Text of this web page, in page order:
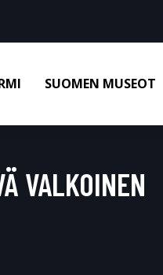
SUOMEN MUSEOT
VALKOINEN